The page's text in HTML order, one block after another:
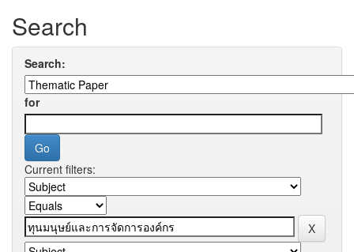
Search
Search:
for
Current filters: